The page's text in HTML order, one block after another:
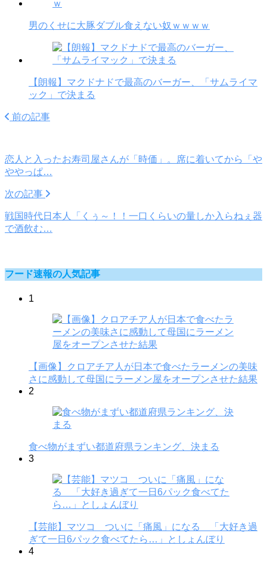
男のくせに大豚ダブル食えない奴ｗｗｗｗ
【朗報】マクドナドで最高のバーガー、「サムライマ
ック」で決まる
前の記事
恋人と入ったお寿司屋さんが「時価」。席に着いてから「や
ややっぱ…
次の記事
戦国時代日本人「くぅ～！！一口くらいの量しか入らねぇ器
で酒飲む…
フード速報の人気記事
1
【画像】クロアチア人が日本で食べたラーメンの美味
さに感動して母国にラーメン屋をオープンさせた結果
2
食べ物がまずい都道府県ランキング、決まる
3
【芸能】マツコ ついに「痛風」になる 「大好き過
ぎて一日6パック食べてたら…」としょんぼり
4